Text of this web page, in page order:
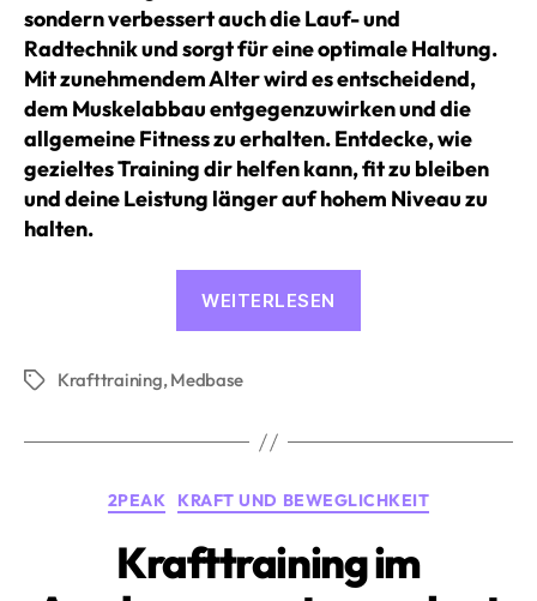
sondern verbessert auch die Lauf- und
Radtechnik und sorgt für eine optimale Haltung.
Mit zunehmendem Alter wird es entscheidend,
dem Muskelabbau entgegenzuwirken und die
allgemeine Fitness zu erhalten. Entdecke, wie
gezieltes Training dir helfen kann, fit zu bleiben
und deine Leistung länger auf hohem Niveau zu
halten.
WEITERLESEN
Ausdauersportler
fortgeschrittenen
Alter»
Schlagwörter
Krafttraining,Medbase
Kategorien
2PEAK KRAFT UND BEWEGLICHKEIT
Krafttraining im